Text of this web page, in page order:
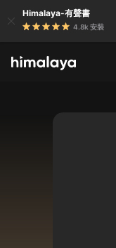
Himalaya-有聲書
4.8k 安裝